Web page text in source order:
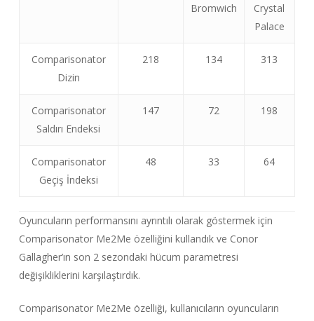
Bromwich
Crystal
Palace
Comparisonator
Dizin
218 134 313
Comparisonator
Saldırı Endeksi
147 72 198
Comparisonator
Geçiş İndeksi
48 33 64
Oyuncuların performansını ayrıntılı olarak göstermek için
Comparisonator Me2Me özelliğini kullandık ve Conor
Gallagher’ın son 2 sezondaki hücum parametresi
değişikliklerini karşılaştırdık.
Comparisonator Me2Me özelliği, kullanıcıların oyuncuların